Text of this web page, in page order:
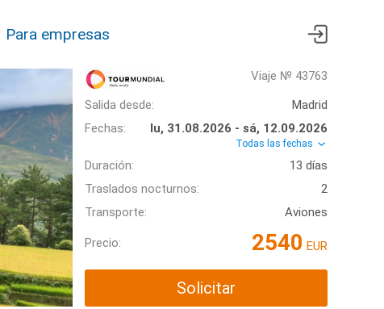
Para empresas
Viaje № 43763
Salida desde:
Madrid
Fechas:
lu, 31.08.2026 - sá, 12.09.2026
Todas las fechas
Duración:
13 días
Traslados nocturnos:
2
Transporte:
Aviones
Precio: 2540 EUR
Solicitar